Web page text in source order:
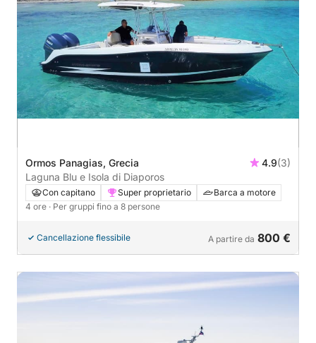
Ormos Panagias, Grecia 4.9(3)
Laguna Blu e Isola di Diaporos
Con capitano Super proprietario
Barca a motore
4 ore · Per gruppi fino a 8 persone
Cancellazione flessibile A partire da 800 €